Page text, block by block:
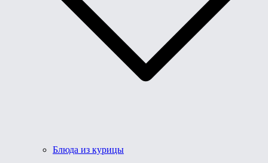
Блюда из курицы